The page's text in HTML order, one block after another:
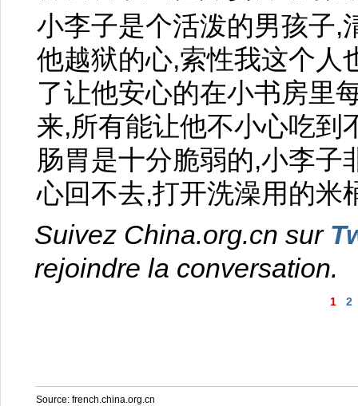
小李子是个活泼的男孩子,
他越狱的心,索性我这个人
了让他安心的在小书房里
来,所有能让他不小心吃到
肠胃是十分脆弱的,小李子
心回不去,打开洗澡用的米
Suivez China.org.cn sur
rejoindre la conversation.
1 2
Source:french.china.org.cn